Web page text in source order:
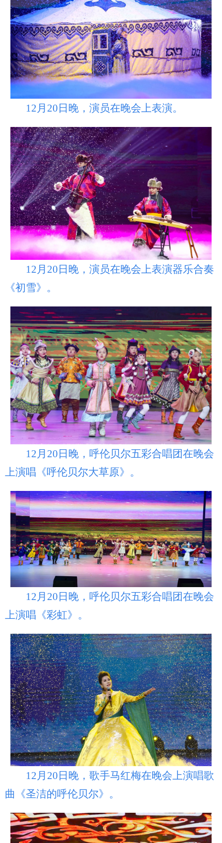
12月20日晚，演员在晚会上表演。
12月20日晚，演员在晚会上表演器乐合奏
《初雪》。
12月20日晚，呼伦贝尔五彩合唱团在晚会
上演唱《呼伦贝尔大草原》。
12月20日晚，呼伦贝尔五彩合唱团在晚会
上演唱《彩虹》。
12月20日晚，歌手马红梅在晚会上演唱歌
曲《圣洁的呼伦贝尔》。